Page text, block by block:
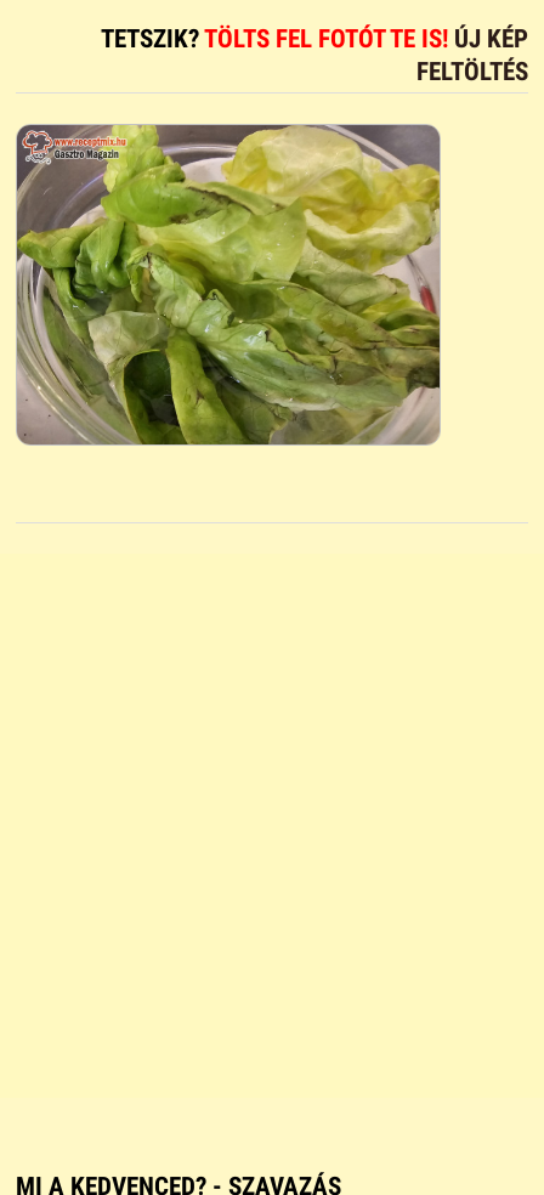
TETSZIK?TÖLTS FEL FOTÓT TE IS! ÚJ KÉP
FELTÖLTÉS
MI A KEDVENCED? - SZAVAZÁS